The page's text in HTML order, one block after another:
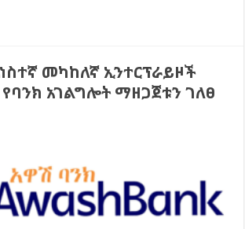
መካከለኛ ኢንተርፕራይዞች
የባንክ አገልግሎት ማዘጋጀቱን ገለፀ